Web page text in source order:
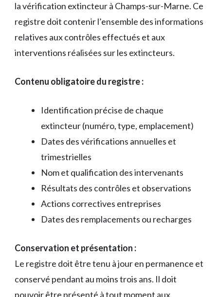
la vérification extincteur à Champs-sur-Marne. Ce
registre doit contenir l’ensemble des informations
relatives aux contrôles effectués et aux
interventions réalisées sur les extincteurs.
Contenu obligatoire du registre :
Identification précise de chaque
extincteur (numéro, type, emplacement)
Dates des vérifications annuelles et
trimestrielles
Nom et qualification des intervenants
Résultats des contrôles et observations
Actions correctives entreprises
Dates des remplacements ou recharges
Conservation et présentation :
Le registre doit être tenu à jour en permanence et
conservé pendant au moins trois ans. Il doit
pouvoir être présenté à tout moment aux